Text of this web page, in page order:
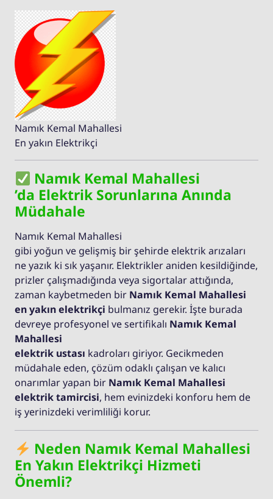
Namık Kemal Mahallesi
En yakın Elektrikçi
Namık Kemal Mahallesi
’da Elektrik Sorunlarına Anında
Müdahale
Namık Kemal Mahallesi
gibi yoğun ve gelişmiş bir şehirde elektrik arızaları
ne yazık ki sık yaşanır. Elektrikler aniden kesildiğinde,
prizler çalışmadığında veya sigortalar attığında,
zaman kaybetmeden bir Namık Kemal Mahallesi
en yakın elektrikçi bulmanız gerekir. İşte burada
devreye profesyonel ve sertifikalı Namık Kemal
Mahallesi
elektrik ustası kadroları giriyor. Gecikmeden
müdahale eden, çözüm odaklı çalışan ve kalıcı
onarımlar yapan bir Namık Kemal Mahallesi
elektrik tamircisi, hem evinizdeki konforu hem de
iş yerinizdeki verimliliği korur.
Neden Namık Kemal Mahallesi
En Yakın Elektrikçi Hizmeti
Önemli?